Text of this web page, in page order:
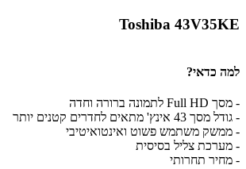
Toshiba 43V35KE
למה כדאי?
- מסך Full HD לתמונה ברורה וחדה
- גודל מסך 43 אינץ' מתאים לחדרים קטנים יותר
- ממשק משתמש פשוט ואינטואיטיבי
- מערכת צליל בסיסית
- מחיר תחרותי